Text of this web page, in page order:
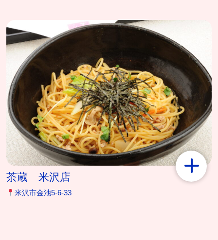
茶蔵 米沢店
米沢市金池5-6-33